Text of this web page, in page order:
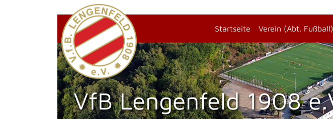
Startseite Verein (Abt. Fußball)
VfB Lengenfeld 1908